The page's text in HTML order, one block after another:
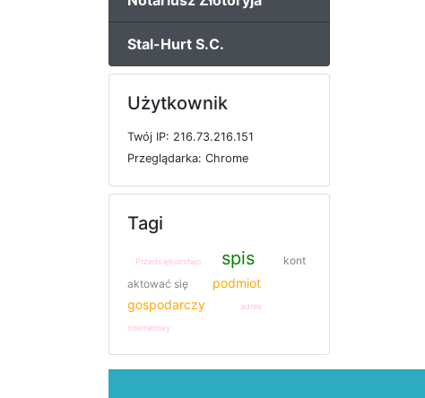
Stal-Hurt S.C.
Użytkownik
Twój IP: 216.73.216.151
Przeglądarka: Chrome
Tagi
Przedsiębiorstwo spis
kont
aktować się
podmiot
gospodarczy
adres
internetowy